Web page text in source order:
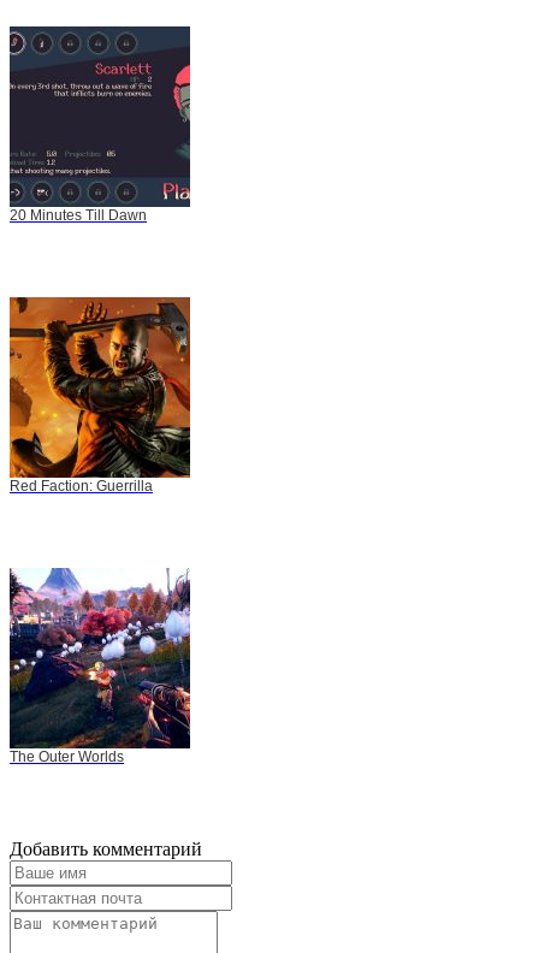
20 Minutes Till Dawn
Red Faction: Guerrilla
The Outer Worlds
Добавить комментарий